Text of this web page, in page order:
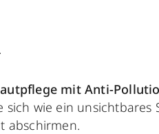
mit Anti-
wie ein unsichtbares
abschirmen.